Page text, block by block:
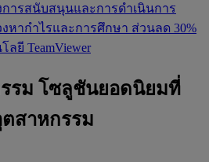
การสนับสนุนและการดำเนินการ
หากำไรและการศึกษา ส่วนลด 30%
ลยี TeamViewer
รม โซลูชันยอดนิยมที่
ตสาหกรรม